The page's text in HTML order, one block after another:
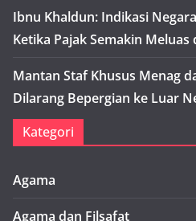
Ibnu Khaldun: Indikasi
Ketika Pajak Semakin Meluas
Mantan Staf Khusus Menag
Dilarang Bepergian ke Luar
Kategori
Agama
Agama dan Filsafat